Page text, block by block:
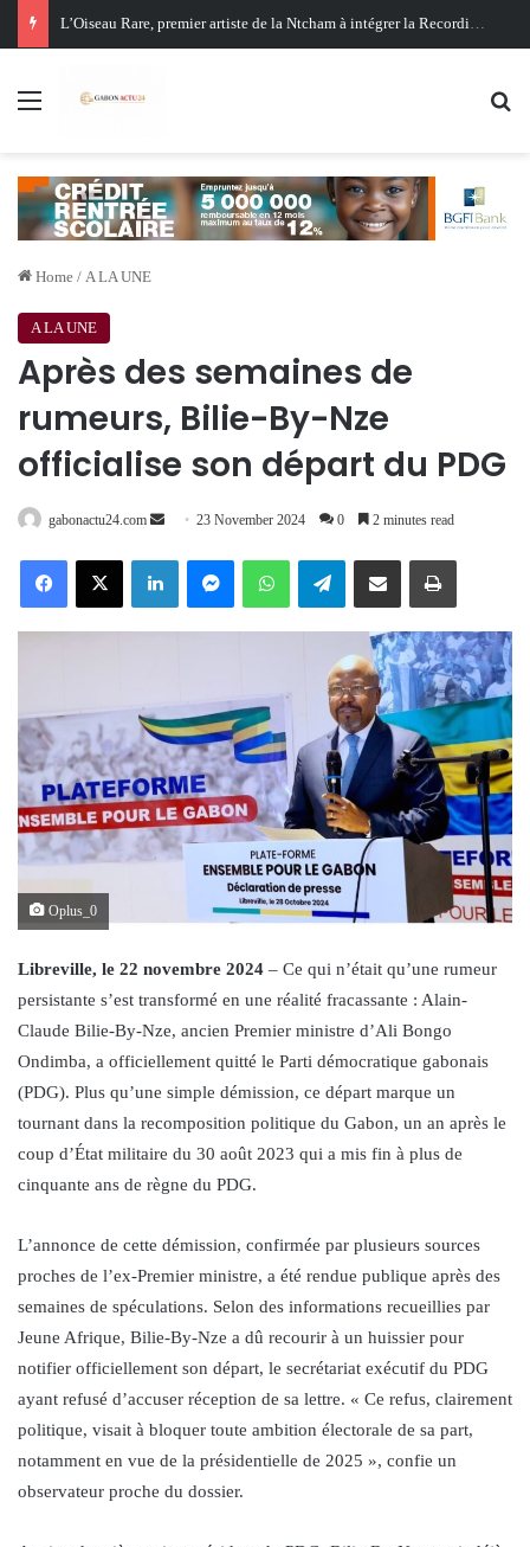
Oligui Nguema au Ghana : Libreville mise sur Accra pour renforcer sa stratégie diplomatique et économique
Menu
Home / A LA UNE
A LA UNE
Après des semaines de
rumeurs, Bilie-By-Nze
officialise son départ du PDG
gabonactu24.com
Send 23 November 2024 0 2 minutes read
FacebookX LinkedInMessengerWhatsAppTelegramShare via Email Print
Oplus_0
Libreville, le 22 novembre 2024 – Ce qui n’était qu’une rumeur
persistante s’est transformé en une réalité fracassante : Alain-
Claude Bilie-By-Nze, ancien Premier ministre d’Ali Bongo
Ondimba, a officiellement quitté le Parti démocratique gabonais
(PDG). Plus qu’une simple démission, ce départ marque un
tournant dans la recomposition politique du Gabon, un an après le
coup d’État militaire du 30 août 2023 qui a mis fin à plus de
cinquante ans de règne du PDG.
L’annonce de cette démission, confirmée par plusieurs sources
proches de l’ex-Premier ministre, a été rendue publique après des
semaines de spéculations. Selon des informations recueillies par
Jeune Afrique, Bilie-By-Nze a dû recourir à un huissier pour
notifier officiellement son départ, le secrétariat exécutif du PDG
ayant refusé d’accuser réception de sa lettre. « Ce refus, clairement
politique, visait à bloquer toute ambition électorale de sa part,
notamment en vue de la présidentielle de 2025 », confie un
observateur proche du dossier.